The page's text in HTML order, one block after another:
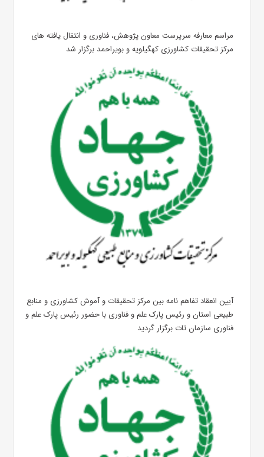
مراسم معارفه سرپرست معاون پژوهش، فناوری و انتقال یافته های
مرکز تحقیقات کشاورزی کهگیلویه و بویراحمد برگزار شد
آیین انعقاد تفاهم نامه بین مرکز تحقیقات و آموش کشاورزی و منابع
طبیعی استان و رئیس پارک علم و فناوری با حضور رئیس پارک علم‌ و
فناوری سازمان تات برگزار گردید